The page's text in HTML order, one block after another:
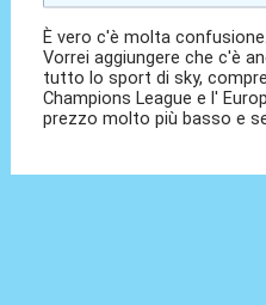
È vero c'è molta confusione.
Vorrei aggiungere che c'è
tutto lo sport di sky,
Champions League e l'
prezzo molto più basso e